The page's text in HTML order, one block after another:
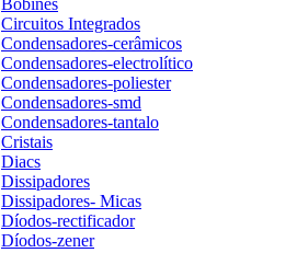
Bobines
Circuitos Integrados
Condensadores-cerâmicos
Condensadores-electrolítico
Condensadores-poliester
Condensadores-smd
Condensadores-tantalo
Cristais
Diacs
Dissipadores
Dissipadores- Micas
Díodos-rectificador
Díodos-zener